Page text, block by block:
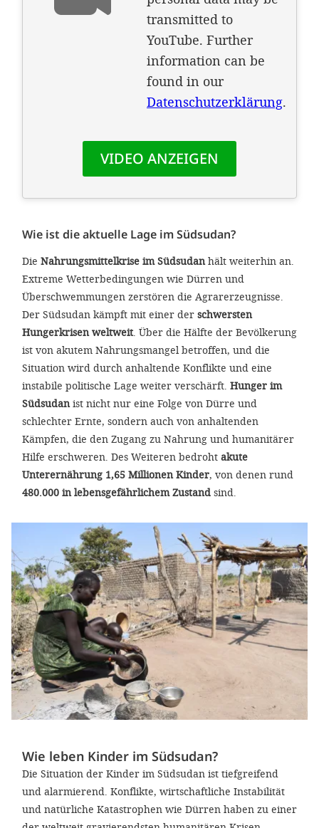
Wie ist die aktuelle Lage im Südsudan?
Die Nahrungsmittelkrise im Südsudanhält weiterhin an.
Extreme Wetterbedingungen wie Dürren und
Überschwemmungen zerstören die Agrarerzeugnisse.
Der Südsudan kämpft mit einer der schwersten
Hungerkrisen weltweit. Über die Hälfte der Bevölkerung
ist von akutem Nahrungsmangel betroffen, und die
Situation wird durch anhaltende Konflikte und eine
instabile politische Lage weiter verschärft. Hunger im
Südsudanist nicht nur eine Folge von Dürre und
schlechter Ernte, sondern auch von anhaltenden
Kämpfen, die den Zugang zu Nahrung und humanitärer
Hilfe erschweren. Des Weiteren bedroht akute
Unterernährung 1,65 Millionen Kinder, von denen rund
480.000 in lebensgefährlichem Zustand sind.
Wie leben Kinder im Südsudan?
Die Situation der Kinder im Südsudan ist tiefgreifend
und alarmierend. Konflikte, wirtschaftliche Instabilität
und natürliche Katastrophen wie Dürren haben zu einer